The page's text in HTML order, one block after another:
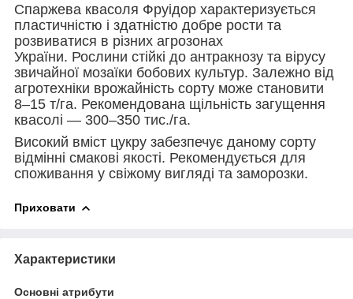
Спаржева квасоля Фруідор характеризується
пластичністю і здатністю добре рости та
розвиватися в різних агрозонах
України. Рослини стійкі до антракнозу та вірусу
звичайної мозаїки бобових культур. Залежно від
агротехніки врожайність сорту може становити
8–15 т/га. Рекомендована щільність загущення
квасолі — 300–350 тис./га.
Високий вміст цукру забезпечує даному сорту
відмінні смакові якості. Рекомендується для
споживання у свіжому вигляді та заморозки.
Приховати
Характеристики
Основні атрибути